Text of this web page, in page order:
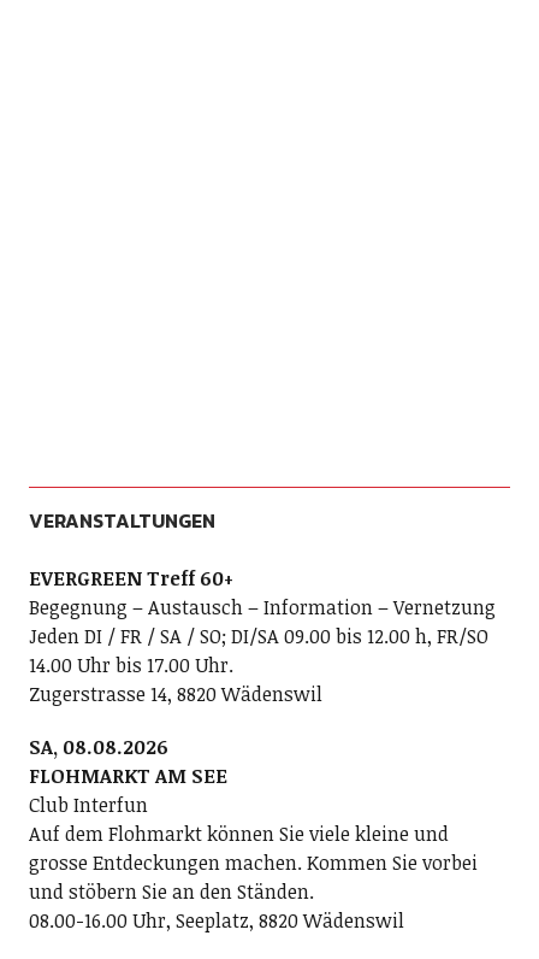
VERANSTALTUNGEN
EVERGREEN Treff 60+
Begegnung – Austausch – Information – Vernetzung
Jeden DI / FR / SA / SO; DI/SA 09.00 bis 12.00 h, FR/SO
14.00 Uhr bis 17.00 Uhr.
Zugerstrasse 14, 8820 Wädenswil
SA, 08.08.2026
FLOHMARKT AM SEE
Club Interfun
Auf dem Flohmarkt können Sie viele kleine und
grosse Entdeckungen machen. Kommen Sie vorbei
und stöbern Sie an den Ständen.
08.00-16.00 Uhr, Seeplatz, 8820 Wädenswil